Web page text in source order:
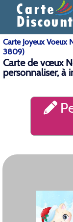
Carte Joyeux Voeux
3809)
Carte de vœux
personnaliser, à